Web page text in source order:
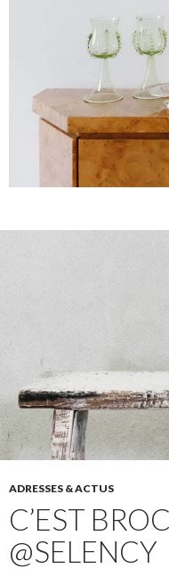
ADRESSES & ACTUS
C’EST
@SELENCY